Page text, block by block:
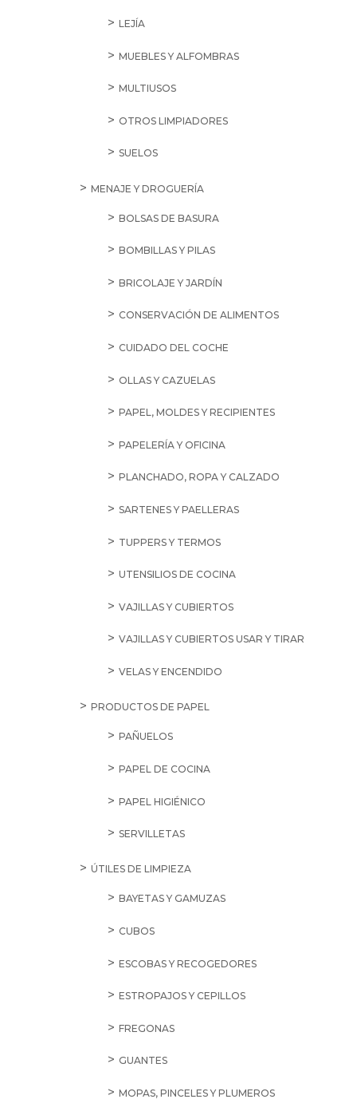
LEJÍA
MUEBLES Y ALFOMBRAS
MULTIUSOS
OTROS LIMPIADORES
SUELOS
MENAJE Y DROGUERÍA
BOLSAS DE BASURA
BOMBILLAS Y PILAS
BRICOLAJE Y JARDÍN
CONSERVACIÓN DE ALIMENTOS
CUIDADO DEL COCHE
OLLAS Y CAZUELAS
PAPEL, MOLDES Y RECIPIENTES
PAPELERÍA Y OFICINA
PLANCHADO, ROPA Y CALZADO
SARTENES Y PAELLERAS
TUPPERS Y TERMOS
UTENSILIOS DE COCINA
VAJILLAS Y CUBIERTOS
VAJILLAS Y CUBIERTOS USAR Y TIRAR
VELAS Y ENCENDIDO
PRODUCTOS DE PAPEL
PAÑUELOS
PAPEL DE COCINA
PAPEL HIGIÉNICO
SERVILLETAS
ÚTILES DE LIMPIEZA
BAYETAS Y GAMUZAS
CUBOS
ESCOBAS Y RECOGEDORES
ESTROPAJOS Y CEPILLOS
FREGONAS
GUANTES
MOPAS, PINCELES Y PLUMEROS